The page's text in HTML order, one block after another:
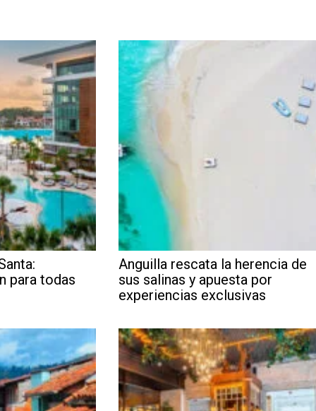
para todas
Anguilla rescata la herencia de
sus salinas y apuesta por
experiencias exclusivas